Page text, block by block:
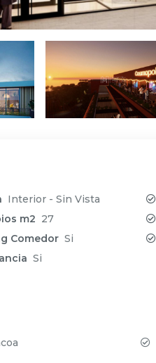
Interior - Sin Vista
m2 27
Comedor Si
Si